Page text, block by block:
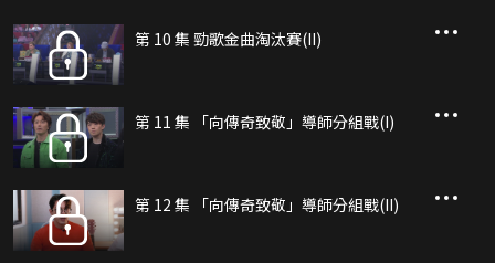
第 10 集 勁歌金曲淘汰賽(II)
第 11 集 「向傳奇致敬」導師分組戰(I)
第 12 集 「向傳奇致敬」導師分組戰(II)